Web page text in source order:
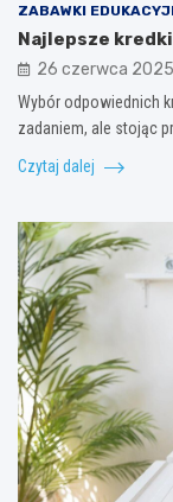
ZABAWKI
Najlepsze
26 czerwca 2025
Wybór odpowiednich
zadaniem, ale stojąc
Czytaj dalej